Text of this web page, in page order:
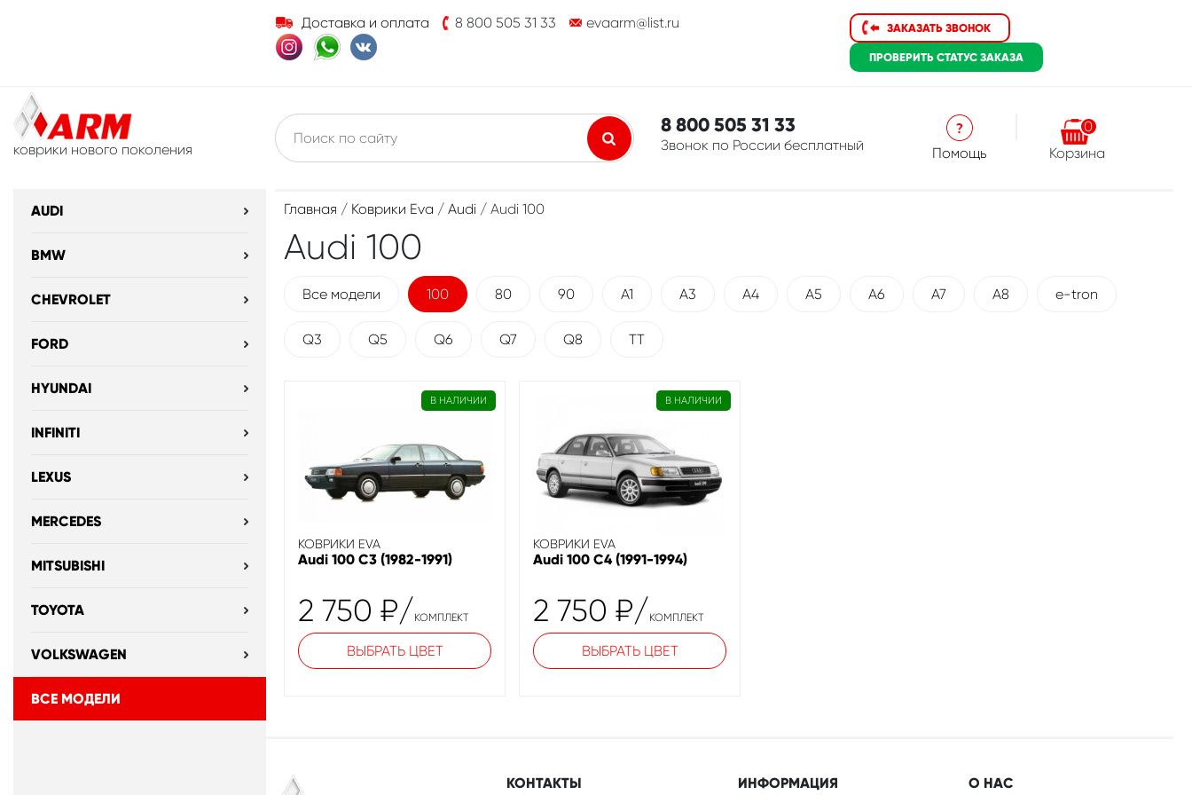
Доставка и оплата 8 800 505 31 33 evaarm@list.ru ЗАКАЗАТЬ ЗВОНОК
ПРОВЕРИТЬ СТАТУС ЗАКАЗА
коврики нового поколения
AUDI
BMW
CHEVROLET
FORD
HYUNDAI
INFINITI
LEXUS
MERCEDES
MITSUBISHI
TOYOTA
VOLKSWAGEN
ВСЕ МОДЕЛИ
8 800 505 31 33
Звонок по России бесплатный Помощь
0
Корзина
Главная / Коврики Eva / Audi / Audi 100
Audi 100
Все модели 100 80 90 A1 A3 A4 A5 A6 A7 A8 e-tron
Q3 Q5 Q6 Q7 Q8 TT
В НАЛИЧИИ
КОВРИКИ EVA
Audi 100 C3 (1982-1991)
2 750 ₽/ КОМПЛЕКТ
ВЫБРАТЬ ЦВЕТ
В НАЛИЧИИ
КОВРИКИ EVA
Audi 100 C4 (1991-1994)
2 750 ₽/ КОМПЛЕКТ
ВЫБРАТЬ ЦВЕТ
КОНТАКТЫ ИНФОРМАЦИЯ О НАС